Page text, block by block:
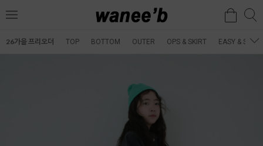
메
검
26가을 프리오더 TOP BOTTOM OUTER OPS & SKIRT EASY & SET